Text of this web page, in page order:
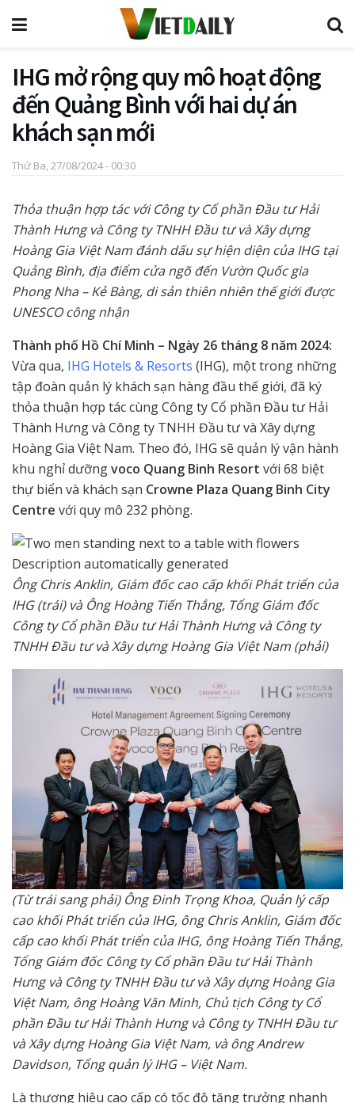
IHG mở rộng quy mô hoạt động
đến Quảng Bình với hai dự án
khách sạn mới
Thứ Ba, 27/08/2024 - 00:30
Thỏa thuận hợp tác với Công ty Cổ phần Đầu tư Hải
Thành Hưng và Công ty TNHH Đầu tư và Xây dựng
Hoàng Gia Việt Nam đánh dấu sự hiện diện của IHG tại
Quảng Bình, địa điểm cửa ngõ đến Vườn Quốc gia
Phong Nha – Kẻ Bàng, di sản thiên nhiên thế giới được
UNESCO công nhận
Thành phố Hồ Chí Minh – Ngày 26 tháng 8 năm 2024:
Vừa qua, IHG Hotels & Resorts (IHG), một trong những
tập đoàn quản lý khách sạn hàng đầu thế giới, đã ký
thỏa thuận hợp tác cùng Công ty Cổ phần Đầu tư Hải
Thành Hưng và Công ty TNHH Đầu tư và Xây dựng
Hoàng Gia Việt Nam. Theo đó, IHG sẽ quản lý vận hành
khu nghỉ dưỡngvoco Quang Binh Resort với 68 biệt
thự biển và khách sạn Crowne Plaza Quang Binh City
Centre với quy mô 232 phòng.
Ông Chris Anklin, Giám đốc cao cấp khối Phát triển của
IHG (trái) và Ông Hoàng Tiến Thắng, Tổng Giám đốc
Công ty Cổ phần Đầu tư Hải Thành Hưng và Công ty
TNHH Đầu tư và Xây dựng Hoàng Gia Việt Nam (phải)
(Từ trái sang phải) Ông Đinh Trọng Khoa, Quản lý cấp
cao khối Phát triển của IHG, ông Chris Anklin, Giám đốc
cấp cao khối Phát triển của IHG, ông Hoàng Tiến Thắng,
Tổng Giám đốc Công ty Cổ phần Đầu tư Hải Thành
Hưng và Công ty TNHH Đầu tư và Xây dựng Hoàng Gia
Việt Nam, ông Hoàng Văn Minh, Chủ tịch Công ty Cổ
phần Đầu tư Hải Thành Hưng và Công ty TNHH Đầu tư
và Xây dựng Hoàng Gia Việt Nam, và ông Andrew
Davidson, Tổng quản lý IHG – Việt Nam.
Là thương hiệu cao cấp có tốc độ tăng trưởng nhanh